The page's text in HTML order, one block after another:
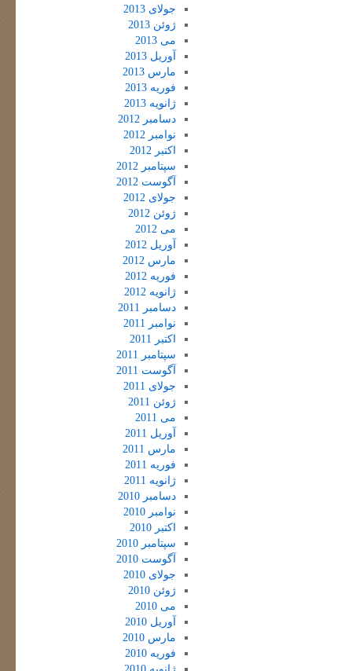
جولای 2013
ژوئن 2013
می 2013
آوریل 2013
مارس 2013
فوریه 2013
ژانویه 2013
دسامبر 2012
نوامبر 2012
اکتبر 2012
سپتامبر 2012
آگوست 2012
جولای 2012
ژوئن 2012
می 2012
آوریل 2012
مارس 2012
فوریه 2012
ژانویه 2012
دسامبر 2011
نوامبر 2011
اکتبر 2011
سپتامبر 2011
آگوست 2011
جولای 2011
ژوئن 2011
می 2011
آوریل 2011
مارس 2011
فوریه 2011
ژانویه 2011
دسامبر 2010
نوامبر 2010
اکتبر 2010
سپتامبر 2010
آگوست 2010
جولای 2010
ژوئن 2010
می 2010
آوریل 2010
مارس 2010
فوریه 2010